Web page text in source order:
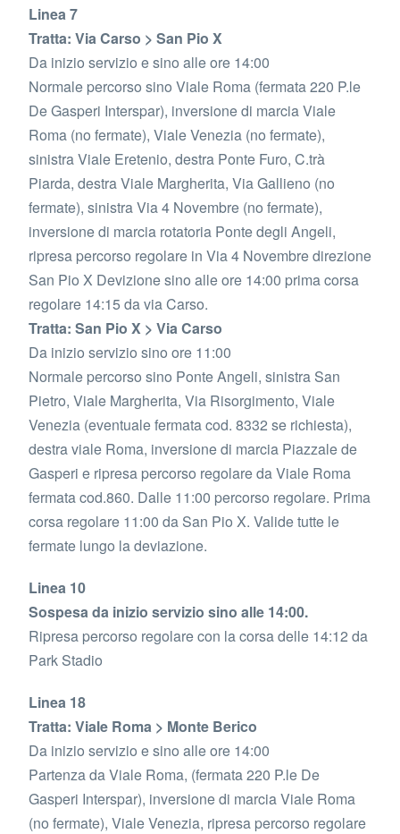
Linea 7
Tratta: Via Carso > San Pio X
Da inizio servizio e sino alle ore 14:00
Normale percorso sino Viale Roma (fermata 220 P.le
De Gasperi Interspar), inversione di marcia Viale
Roma (no fermate), Viale Venezia (no fermate),
sinistra Viale Eretenio, destra Ponte Furo, C.trà
Piarda, destra Viale Margherita, Via Gallieno (no
fermate), sinistra Via 4 Novembre (no fermate),
inversione di marcia rotatoria Ponte degli Angeli,
ripresa percorso regolare in Via 4 Novembre direzione
San Pio X Devizione sino alle ore 14:00 prima corsa
regolare 14:15 da via Carso.
Tratta: San Pio X > Via Carso
Da inizio servizio sino ore 11:00
Normale percorso sino Ponte Angeli, sinistra San
Pietro, Viale Margherita, Via Risorgimento, Viale
Venezia (eventuale fermata cod. 8332 se richiesta),
destra viale Roma, inversione di marcia Piazzale de
Gasperi e ripresa percorso regolare da Viale Roma
fermata cod.860. Dalle 11:00 percorso regolare. Prima
corsa regolare 11:00 da San Pio X. Valide tutte le
fermate lungo la deviazione.
Linea 10
Sospesa da inizio servizio sino alle 14:00.
Ripresa percorso regolare con la corsa delle 14:12 da
Park Stadio
Linea 18
Tratta: Viale Roma > Monte Berico
Da inizio servizio e sino alle ore 14:00
Partenza da Viale Roma, (fermata 220 P.le De
Gasperi Interspar), inversione di marcia Viale Roma
(no fermate), Viale Venezia, ripresa percorso regolare